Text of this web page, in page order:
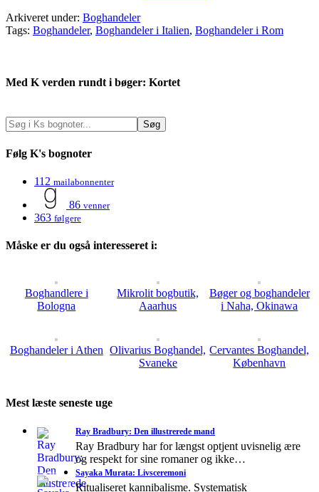
Arkiveret under: Boghandeler
Tags: Boghandeler, Boghandeler i Italien, Boghandeler i Rom
Med K verden rundt i bøger: Kortet
Følg K's bognoter
112 mailabonnenter
86 venner
363 følgere
Måske er du også interesseret i:
Boghandlere i
Bologna
Mikrolit bogbutik,
Aaarhus
Bøger og boghandeler
i Naha, Okinawa
Boghandeler i Athen Olivarius Boghandel,
Svaneke
Cervantes Boghandel,
København
Mest læste seneste uge
Ray Bradbury: Den illustrerede mand
Ray Bradbury har for længst optjent uvisnelig ære
og respekt for sine romaner og ikke…
Sayaka Murata: Livsceremoni
Ritualiseret kannibalisme. Systematisk